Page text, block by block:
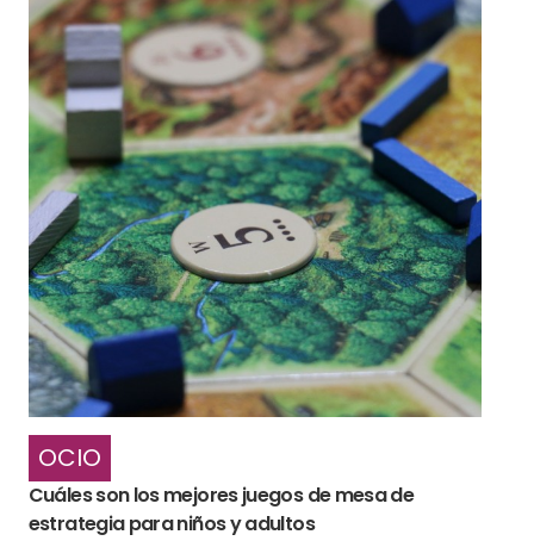
OCIO
Cuáles son los mejores juegos de mesa de
estrategia para niños y adultos